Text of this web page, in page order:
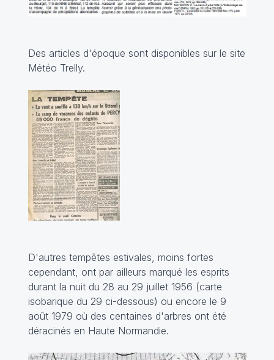
Des articles d'époque sont disponibles sur le site
Météo Trelly.
D'autres tempêtes estivales, moins fortes
cependant, ont par ailleurs marqué les esprits
durant la nuit du 28 au 29 juillet 1956 (carte
isobarique du 29 ci-dessous) ou encore le 9
août 1979 où des centaines d'arbres ont été
déracinés en Haute Normandie.